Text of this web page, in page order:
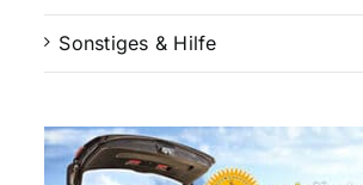
Sonstiges & Hilfe